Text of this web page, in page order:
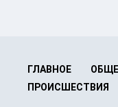
ГЛАВНОЕ
ПРОИСШЕСТВИЯ